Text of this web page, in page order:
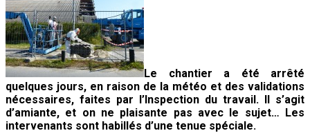
Le chantier a été arrêté
quelques jours, en raison de la météo et des validations
nécessaires, faites par l’Inspection du travail. Il s’agit
d’amiante, et on ne plaisante pas avec le sujet… Les
intervenants sont habillés d’une tenue spéciale.